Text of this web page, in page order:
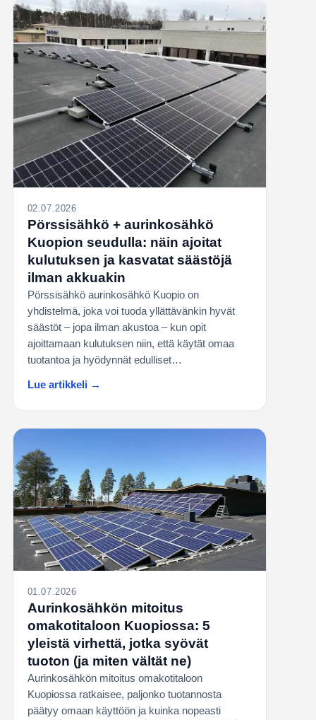
02.07.2026
Pörssisähkö + aurinkosähkö
Kuopion seudulla: näin ajoitat
kulutuksen ja kasvatat säästöjä
ilman akkuakin
Pörssisähkö aurinkosähkö Kuopio on
yhdistelmä, joka voi tuoda yllättävänkin hyvät
säästöt – jopa ilman akustoa – kun opit
ajoittamaan kulutuksen niin, että käytät omaa
tuotantoa ja hyödynnät edulliset…
Lue artikkeli →
01.07.2026
Aurinkosähkön mitoitus
omakotitaloon Kuopiossa: 5
yleistä virhettä, jotka syövät
tuoton (ja miten vältät ne)
Aurinkosähkön mitoitus omakotitaloon
Kuopiossa ratkaisee, paljonko tuotannosta
päätyy omaan käyttöön ja kuinka nopeasti